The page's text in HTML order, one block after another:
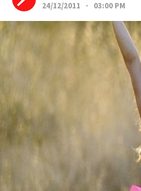
24/12/2011 · 03:00 PM